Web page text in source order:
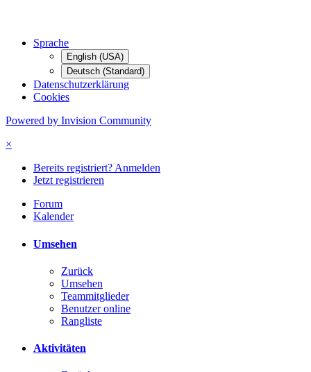
Sprache
English (USA)
Deutsch (Standard)
Datenschutzerklärung
Cookies
Powered by Invision Community
×
Bereits registriert? Anmelden
Jetzt registrieren
Forum
Kalender
Umsehen
Zurück
Umsehen
Teammitglieder
Benutzer online
Rangliste
Aktivitäten